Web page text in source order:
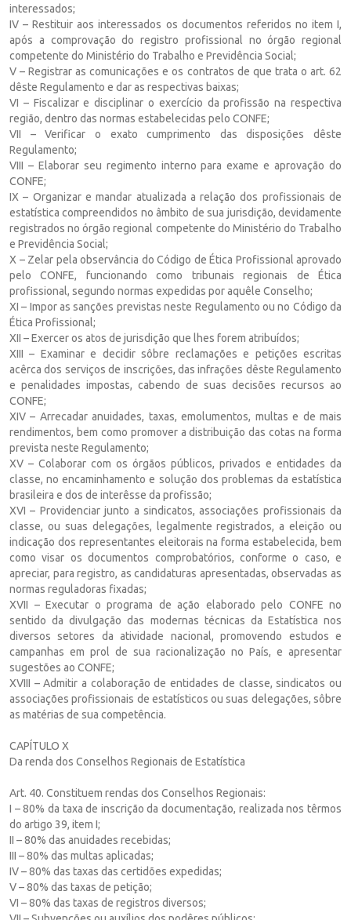
interessados;
IV – Restituir aos interessados os documentos referidos no item I,
após a comprovação do registro profissional no órgão regional
competente do Ministério do Trabalho e Previdência Social;
V – Registrar as comunicações e os contratos de que trata o art. 62
dêste Regulamento e dar as respectivas baixas;
VI – Fiscalizar e disciplinar o exercício da profissão na respectiva
região, dentro das normas estabelecidas pelo CONFE;
VII – Verificar o exato cumprimento das disposições dêste
Regulamento;
VIII – Elaborar seu regimento interno para exame e aprovação do
CONFE;
IX – Organizar e mandar atualizada a relação dos profissionais de
estatística compreendidos no âmbito de sua jurisdição, devidamente
registrados no órgão regional competente do Ministério do Trabalho
e Previdência Social;
X – Zelar pela observância do Código de Ética Profissional aprovado
pelo CONFE, funcionando como tribunais regionais de Ética
profissional, segundo normas expedidas por aquêle Conselho;
XI – Impor as sanções previstas neste Regulamento ou no Código da
Ética Profissional;
XII – Exercer os atos de jurisdição que lhes forem atribuídos;
XIII – Examinar e decidir sôbre reclamações e petições escritas
acêrca dos serviços de inscrições, das infrações dêste Regulamento
e penalidades impostas, cabendo de suas decisões recursos ao
CONFE;
XIV – Arrecadar anuidades, taxas, emolumentos, multas e de mais
rendimentos, bem como promover a distribuição das cotas na forma
prevista neste Regulamento;
XV – Colaborar com os órgãos públicos, privados e entidades da
classe, no encaminhamento e solução dos problemas da estatística
brasileira e dos de interêsse da profissão;
XVI – Providenciar junto a sindicatos, associações profissionais da
classe, ou suas delegações, legalmente registrados, a eleição ou
indicação dos representantes eleitorais na forma estabelecida, bem
como visar os documentos comprobatórios, conforme o caso, e
apreciar, para registro, as candidaturas apresentadas, observadas as
normas reguladoras fixadas;
XVII – Executar o programa de ação elaborado pelo CONFE no
sentido da divulgação das modernas técnicas da Estatística nos
diversos setores da atividade nacional, promovendo estudos e
campanhas em prol de sua racionalização no País, e apresentar
sugestões ao CONFE;
XVIII – Admitir a colaboração de entidades de classe, sindicatos ou
associações profissionais de estatísticos ou suas delegações, sôbre
as matérias de sua competência.
CAPÍTULO X
Da renda dos Conselhos Regionais de Estatística
Art. 40. Constituem rendas dos Conselhos Regionais:
I – 80% da taxa de inscrição da documentação, realizada nos têrmos
do artigo 39, item I;
II – 80% das anuidades recebidas;
III – 80% das multas aplicadas;
IV – 80% das taxas das certidões expedidas;
V – 80% das taxas de petição;
VI – 80% das taxas de registros diversos;